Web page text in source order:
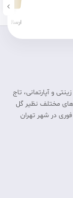
ارسال
و آپارتمانی، تاج
گل، دسته گل، باکس گل، سبد گل برای مناسبت‎‌های مختلف نظیر گل
در شهر تهران